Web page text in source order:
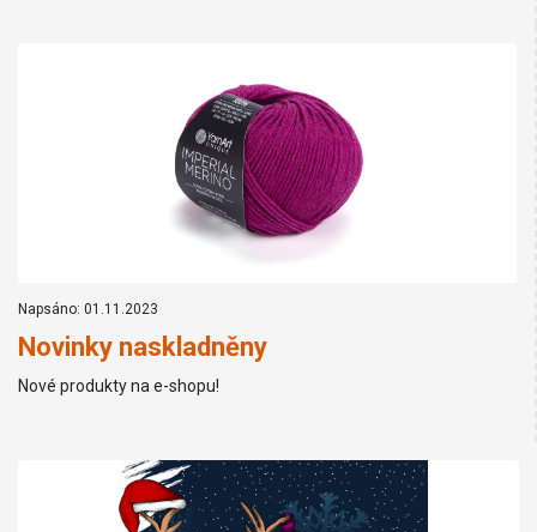
Napsáno: 01.11.2023
Novinky naskladněny
Nové produkty na e-shopu!